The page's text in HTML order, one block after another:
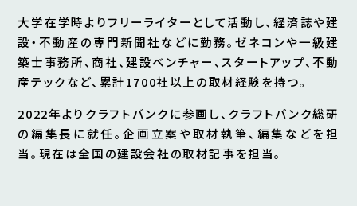
大学在学時よりフリーライターとして活動し、経済誌や建
設・不動産の専門新聞社などに勤務。ゼネコンや一級建
築士事務所、商社、建設ベンチャー、スタートアップ、不動
産テックなど、累計1700社以上の取材経験を持つ。
2022年よりクラフトバンクに参画し、クラフトバンク総研
の編集長に就任。企画立案や取材執筆、編集などを担
当。現在は全国の建設会社の取材記事を担当。